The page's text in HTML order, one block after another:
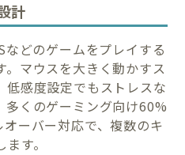
計
どのゲームをプレイする
マウスを大きく動かすス
感度設定でもストレスな
多くのゲーミング向け60%
ーバー対応で、複数のキ
す。